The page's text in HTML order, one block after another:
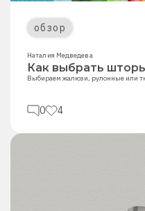
обзор
Наталия Медведева
Как выбрать
Выбираем жалюзи, рулонные или
0 4